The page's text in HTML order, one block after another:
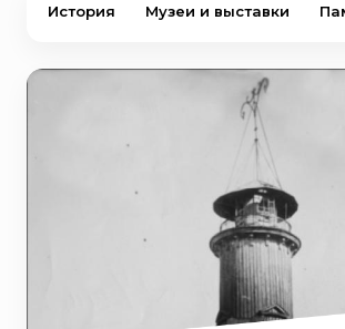
История Музеи и выставки